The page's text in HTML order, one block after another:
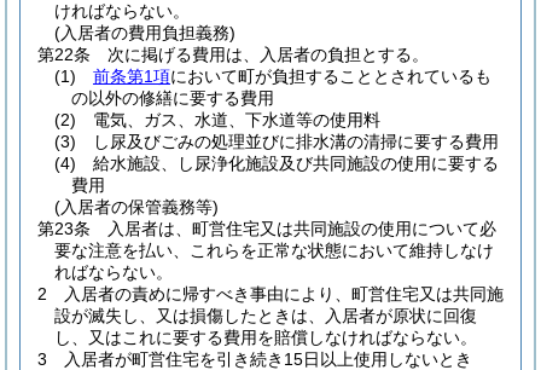
ければならない。
(入居者の費用負担義務)
第22条
次に掲げる費用は、入居者の負担とする。
(1)
前条第1項において町が負担することとされているも
の以外の修繕に要する費用
(2)
電気、ガス、水道、下水道等の使用料
(3)
し尿及びごみの処理並びに排水溝の清掃に要する費用
(4)
給水施設、し尿浄化施設及び共同施設の使用に要する
費用
(入居者の保管義務等)
第23条
入居者は、町営住宅又は共同施設の使用について必
要な注意を払い、これらを正常な状態において維持しなけ
ればならない。
2
入居者の責めに帰すべき事由により、町営住宅又は共同施
設が滅失し、又は損傷したときは、入居者が原状に回復
し、又はこれに要する費用を賠償しなければならない。
3
入居者が町営住宅を引き続き15日以上使用しないとき